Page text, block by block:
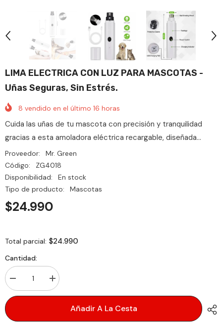
LIMA ELECTRICA CON LUZ PARA MASCOTAS -
Uñas Seguras, Sin Estrés.
8 vendido en el último 16 horas
Cuida las uñas de tu mascota con precisión y tranquilidad
gracias a esta amoladora eléctrica recargable, diseñada...
Proveedor:
Mr. Green
Código:
ZG4018
Disponibilidad:
En stock
Tipo de producto:
Mascotas
$24.990
Total parcial: $24.990
Cantidad:
Disminuir
cantidad
para
CON
aumentar
la
cantidad
Añadir A La Cesta